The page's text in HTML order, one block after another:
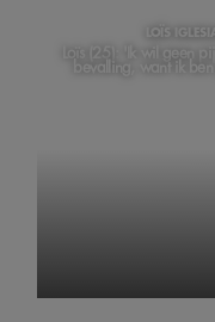
LOÏS
Loïs (25): 'Ik wil geen
bevalling, want ik